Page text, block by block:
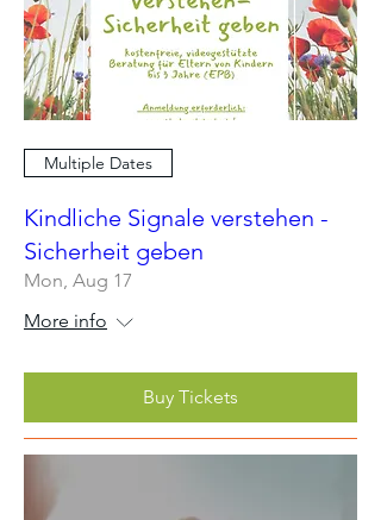
Multiple Dates
Kindliche Signale verstehen -
Sicherheit geben
Mon, Aug 17
More info
Buy Tickets